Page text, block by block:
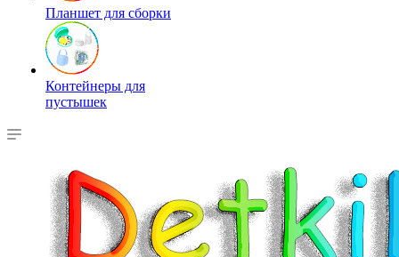
Планшет для сборки
Контейнеры для
пустышек